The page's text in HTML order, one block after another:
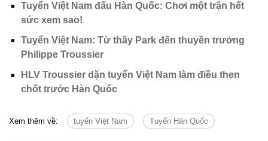
Tuyển Việt Nam đấu Hàn Quốc: Chơi một trận hết
sức xem sao!
Tuyển Việt Nam: Từ thầy Park đến thuyền trưởng
Philippe Troussier
HLV Troussier dặn tuyển Việt Nam làm điều then
chốt trước Hàn Quốc
Xem thêm về: tuyển Việt Nam Tuyển Hàn Quốc